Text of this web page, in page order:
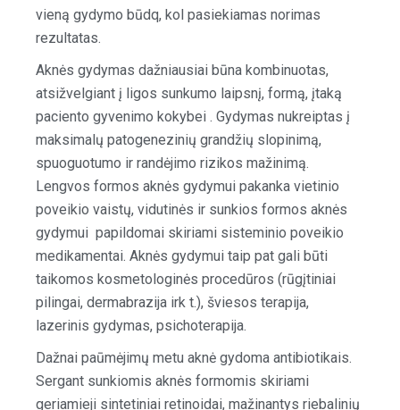
vieną gydymo būdq, kol pasiekiamas norimas
rezultatas.
Aknės gydymas dažniausiai būna kombinuotas,
atsižvelgiant į ligos sunkumo laipsnį, formą, įtaką
paciento gyvenimo kokybei . Gydymas nukreiptas į
maksimalų patogenezinių grandžių slopinimą,
spuoguotumo ir randėjimo rizikos mažinimą.
Lengvos formos aknės gydymui pakanka vietinio
poveikio vaistų, vidutinės ir sunkios formos aknės
gydymui papildomai skiriami sisteminio poveikio
medikamentai. Aknės gydymui taip pat gali būti
taikomos kosmetologinės procedūros (rūgįtiniai
pilingai, dermabrazija irk t.), šviesos terapija,
lazerinis gydymas, psichoterapija.
Dažnai paūmėjimų metu aknė gydoma antibiotikais.
Sergant sunkiomis aknės formomis skiriami
geriamieji sintetiniai retinoidai, mažinantys riebalinių